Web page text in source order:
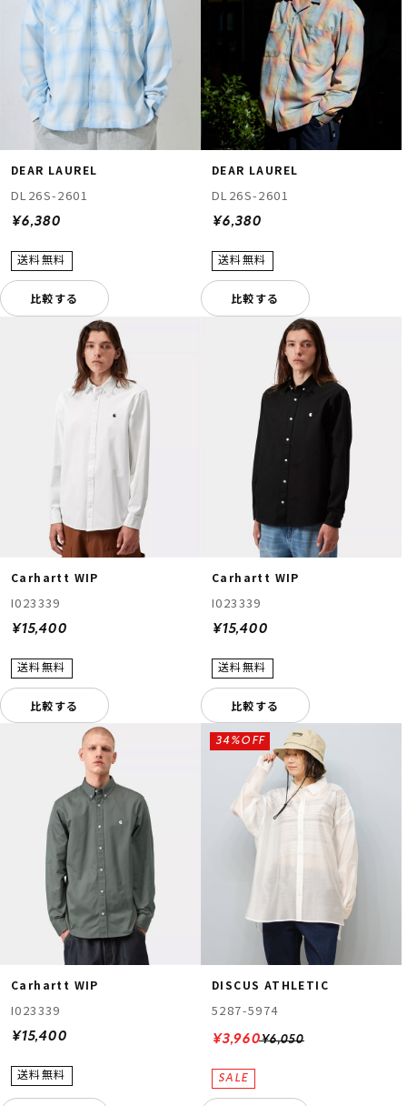
DEAR LAUREL
DL26S-2601
¥6,380
比較する
DEAR LAUREL
DL26S-2601
¥6,380
比較する
Carhartt WIP
I023339
¥15,400
比較する
Carhartt WIP
I023339
¥15,400
比較する
Carhartt WIP
I023339
¥15,400
DISCUS ATHLETIC
5287-5974
¥6,050
34%OFF
¥3,960